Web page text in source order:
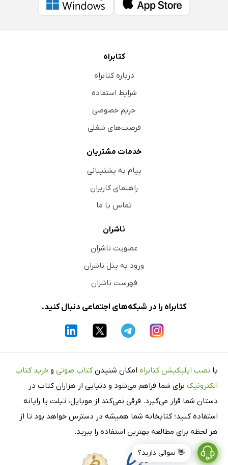
👋 سوالی دارید؟
کتابراه
درباره کتابراه
شرایط استفاده
حریم خصوصی
فرصت‌های شغلی
خدمات مشتریان
پیام به پشتیبانی
راهنمای کاربران
تماس با ما
ناشران
عضویت ناشران
ورود به پنل ناشران
فهرست ناشران
کتابراه را در شبکه‌های اجتماعی دنبال کنید.
با نصب اپلیکیشن کتابراه امکان شنیدن کتاب صوتی و خرید کتاب
الکترونیک برای شما فراهم می‌شود و دنیایی از هزاران کتاب در
دستان شما قرار می‌گیرد. فرقی نمی‌کند از موبایل، تبلت یا رایانه
استفاده کنید؛ کتابخانه شما همیشه در دسترس خواهد بود تا از
هر لحظه برای مطالعه بهترین استفاده را ببرید.